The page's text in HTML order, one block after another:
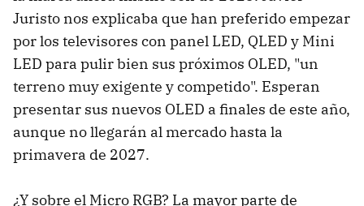
Juristo nos explicaba que han preferido empezar
por los televisores con panel LED, QLED y Mini
LED para pulir bien sus próximos OLED, "un
terreno muy exigente y competido". Esperan
presentar sus nuevos OLED a finales de este año,
aunque no llegarán al mercado hasta la
primavera de 2027.
¿Y sobre el Micro RGB? La mayor parte de